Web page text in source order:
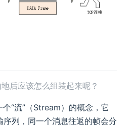
后应该怎么组装起来呢？
“流”（Stream）的概念，它
序列，同一个消息往返的帧会分